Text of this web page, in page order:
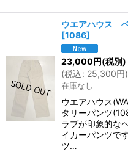
ウエアハウス
[1086]
23,000円(税別)
(税込: 25,300円)
在庫なし
ウエアハウス
タリーパンツ
ラブが印象的な
イカーパンツで
ツ…